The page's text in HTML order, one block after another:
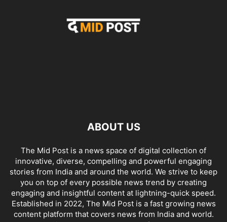
ABOUT US
The Mid Post is a news space of digital collection of
innovative, diverse, compelling and powerful engaging
stories from India and around the world. We strive to keep
you on top of every possible news trend by creating
engaging and insightful content at lightning-quick speed.
Established in 2022, The Mid Post is a fast growing news
content platform that covers news from India and world.